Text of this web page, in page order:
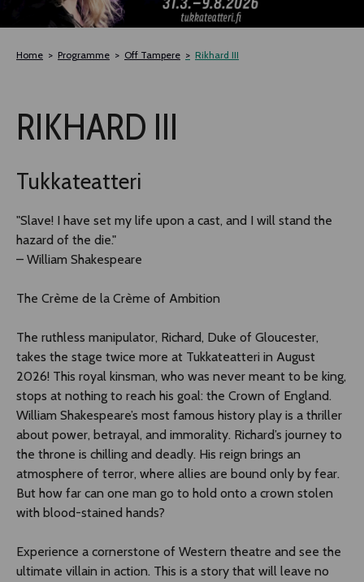
TLAB
NOCTURNAL HAPPENING
SEMINARS, MEETINGS AND MORE
Home Programme Off Tampere Rikhard III
RIKHARD III
Tukkateatteri
"Slave! I have set my life upon a cast, and I will stand the
hazard of the die."
– William Shakespeare
The Crème de la Crème of Ambition
The ruthless manipulator, Richard, Duke of Gloucester,
takes the stage twice more at Tukkateatteri in August
2026! This royal kinsman, who was never meant to be king,
stops at nothing to reach his goal: the Crown of England.
William Shakespeare’s most famous history play is a thriller
about power, betrayal, and immorality. Richard’s journey to
the throne is chilling and deadly. His reign brings an
atmosphere of terror, where allies are bound only by fear.
But how far can one man go to hold onto a crown stolen
with blood-stained hands?
Experience a cornerstone of Western theatre and see the
ultimate villain in action. This is a story that will leave no